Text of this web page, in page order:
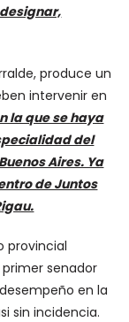
produce un
intervenir en
la que se haya
del
Aires. Ya
de Juntos
provincial
senador
en la
sin incidencia.